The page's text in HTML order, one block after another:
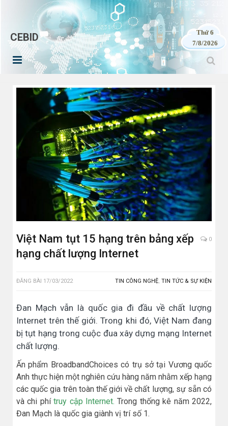
CEBID
Thứ 6
7/8/2026
Việt Nam tụt 15 hạng trên bảng xếp
hạng chất lượng Internet
0
ĐĂNG BÀI 17/03/2022 TIN CÔNG NGHỆ, TIN TỨC & SỰ KIỆN
Đan Mạch vẫn là quốc gia đi đầu về chất lượng
Internet trên thế giới. Trong khi đó, Việt Nam đang
bị tụt hạng trong cuộc đua xây dựng mạng Internet
chất lượng.
Ấn phẩm BroadbandChoices có trụ sở tại Vương quốc
Anh thực hiện một nghiên cứu hàng năm nhằm xếp hạng
các quốc gia trên toàn thế giới về chất lượng, sự sẵn có
và chi phítruy cập Internet. Trong thống kê năm 2022,
Đan Mạch là quốc gia giành vị trí số 1.